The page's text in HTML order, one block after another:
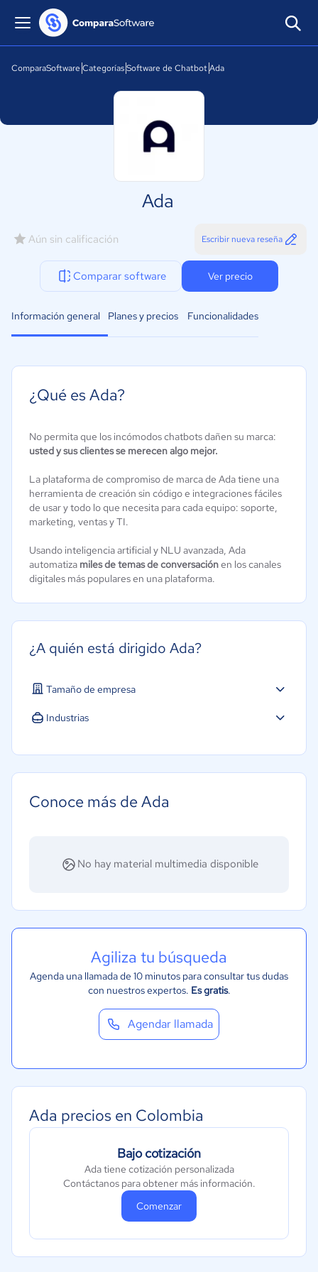
ComparaSoftware CategoríasSoftware de ChatbotAda
Ada
Aún sin calificación Escribir nueva reseña
Comparar software Ver precio
Información general Planes y precios Funcionalidades
¿Qué es Ada?
No permita que los incómodos chatbots dañen su marca:
usted y sus clientes se merecen algo mejor.
La plataforma de compromiso de marca de Ada tiene una
herramienta de creación sin código e integraciones fáciles
de usar y todo lo que necesita para cada equipo: soporte,
marketing, ventas y TI.
Usando inteligencia artificial y NLU avanzada, Ada
automatiza miles de temas de conversaciónen los canales
digitales más populares en una plataforma.
¿A quién está dirigido Ada?
Tamaño de empresa
Industrias
Farmacéutica
Software / TI
Telecomunicaciones
Financiera
Manufactura
Conoce más de Ada
No hay material multimedia disponible
Agiliza tu búsqueda
Agenda una llamada de 10 minutos para consultar tus dudas
con nuestros expertos. Es gratis.
Agendar llamada
Ada precios en Colombia
Bajo cotización
Ada tiene cotización personalizada
Contáctanos para obtener más información.
Comenzar